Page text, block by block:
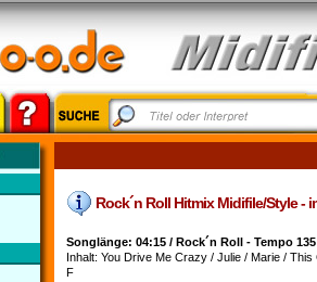
Rock´n Roll Hitmix Midifile/Style -
Songlänge: 04:15 / Rock´n Roll - Tempo
Inhalt: You Drive Me Crazy / Julie / Marie /
F